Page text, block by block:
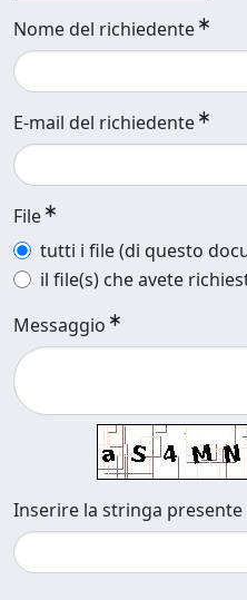
Nome del richiedente
E-mail del richiedente
File
tutti i file (di questo
il file(s) che avete
Messaggio
Inserire la stringa